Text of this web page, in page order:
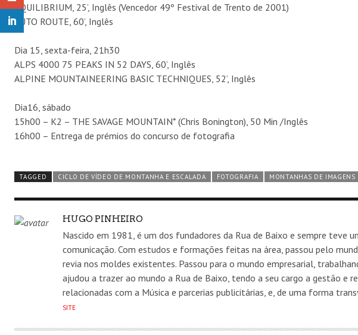
EQUILIBRIUM, 25’, Inglês (Vencedor 49º Festival de Trento de 2001)
AUTO ROUTE, 60’, Inglês
Dia 15, sexta-feira, 21h30
ALPS 4000 75 PEAKS IN 52 DAYS, 60’, Inglês
ALPINE MOUNTAINEERING BASIC TECHNIQUES, 52’, Inglês
Dia16, sábado
15h00 – K2 – THE SAVAGE MOUNTAIN* (Chris Bonington), 50 Min /Inglês
16h00 – Entrega de prémios do concurso de fotografia
TAGGED CICLO DE VÍDEO DE MONTANHA E ESCALADA FOTOGRAFIA MONTANHAS DE IMAGENS
AUTHOR
HUGO PINHEIRO
Nascido em 1981, é um dos fundadores da Rua de Baixo e sempre teve
comunicação. Com estudos e formações feitas na área, passou pelo
revia nos moldes existentes. Passou para o mundo empresarial,
ajudou a trazer ao mundo a Rua de Baixo, tendo a seu cargo a gestão e
relacionadas com a Música e parcerias publicitárias, e, de uma forma
SITE